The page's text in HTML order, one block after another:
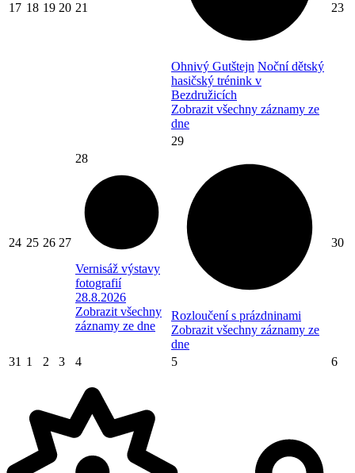
17 18 19 20 21
Ohnivý Gutštejn Noční dětský
hasičský trénink v
Bezdružicích
Zobrazit všechny záznamy ze
dne
23
24 25 26 27
28
Vernisáž výstavy
fotografií
28.8.2026
Zobrazit všechny
záznamy ze dne
29
Rozloučení s prázdninami
Zobrazit všechny záznamy ze
dne
30
31 1 2 3 4 5 6